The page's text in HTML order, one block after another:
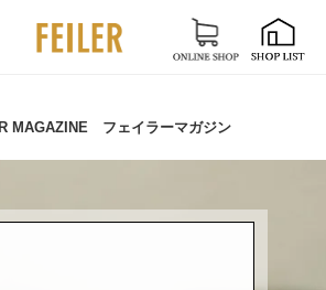
MAGAZINE フェイラーマガジン